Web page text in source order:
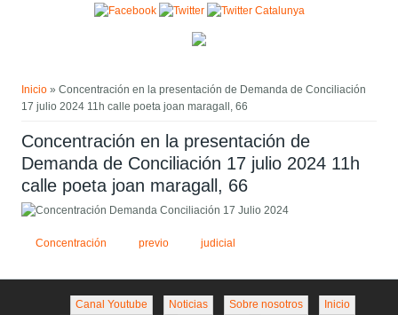
Pasar al contenido principal
Inicio » Concentración en la presentación de Demanda de Conciliación
17 julio 2024 11h calle poeta joan maragall, 66
Concentración en la presentación de
Demanda de Conciliación 17 julio 2024 11h
calle poeta joan maragall, 66
Concentración previo judicial
Inicio
Sobre nosotros
Noticias
Canal Youtube